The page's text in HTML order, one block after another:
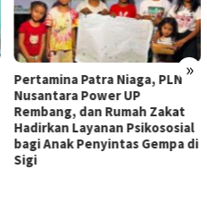
»
Pertamina Patra Niaga, PLN
Nusantara Power UP
Rembang, dan Rumah Zakat
Hadirkan Layanan Psikososial
bagi Anak Penyintas Gempa di
Sigi